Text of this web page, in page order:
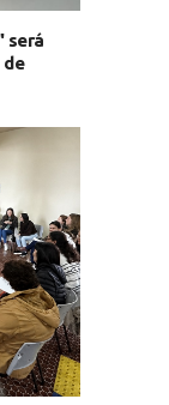
será
de